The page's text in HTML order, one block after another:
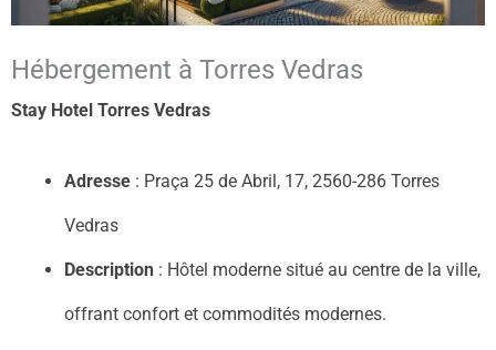
Hébergement à Torres Vedras
Stay Hotel Torres Vedras
Adresse : Praça 25 de Abril, 17, 2560-286 Torres
Vedras
Description : Hôtel moderne situé au centre de la ville,
offrant confort et commodités modernes.